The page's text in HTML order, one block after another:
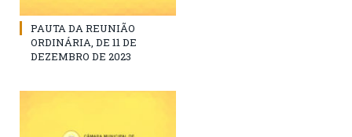
PAUTA DA REUNIÃO
ORDINÁRIA, DE 11 DE
DEZEMBRO DE 2023